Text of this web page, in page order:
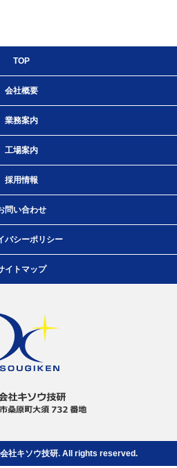
TOP
会社概要
業務案内
工場案内
採用情報
問い合わせ
バシーポリシー
イトマップ
社キソウ技研. All rights reserved.